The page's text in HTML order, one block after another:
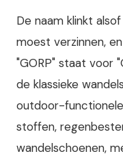
De naam klinkt
moest verzinnen,
"GORP" staat voor
de klassieke
outdoor-
stoffen,
wandelschoenen,